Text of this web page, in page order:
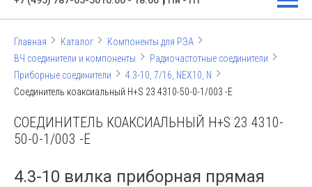
Главная Каталог
Компоненты для РЭА
ВЧ соединители и компоненты
Радиочастотные соединители
Приборные соединители
4.3-10, 7/16, NEX10, N
Соединитель коаксиальный H+S 23 4310-50-0-1/003 -E
СОЕДИНИТЕЛЬ КОАКСИАЛЬНЫЙ H+S 23 4310-
50-0-1/003 -E
4.3-10 вилка приборная прямая